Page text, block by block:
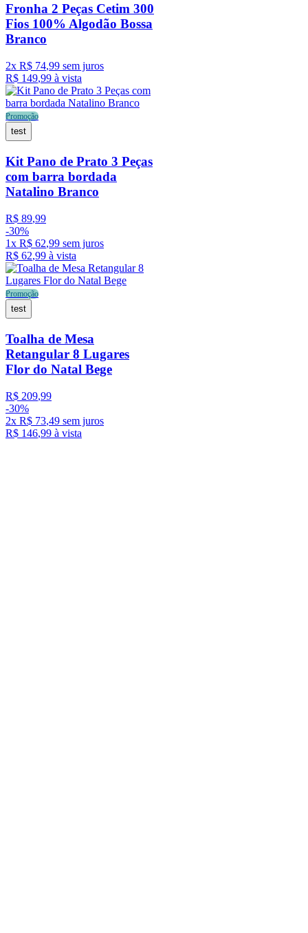
Fronha 2 Peças Cetim 300
Fios 100% Algodão Bossa
Branco
2x R$ 74,99 sem juros
R$ 149,99 à vista
Promoção
test
Kit Pano de Prato 3 Peças
com barra bordada
Natalino Branco
R$ 89,99
-30%
1x R$ 62,99 sem juros
R$ 62,99 à vista
Promoção
test
Toalha de Mesa
Retangular 8 Lugares
Flor do Natal Bege
R$ 209,99
-30%
2x R$ 73,49 sem juros
R$ 146,99 à vista